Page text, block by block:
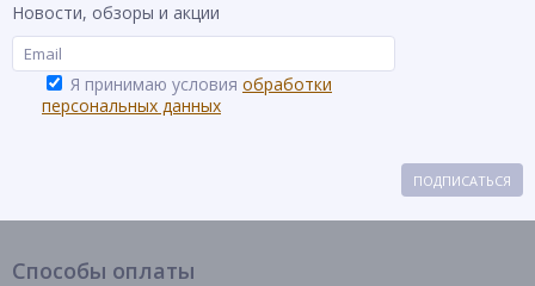
Новости, обзоры и акции
Я принимаю условия обработки
персональных данных
ПОДПИСАТЬСЯ
Способы оплаты